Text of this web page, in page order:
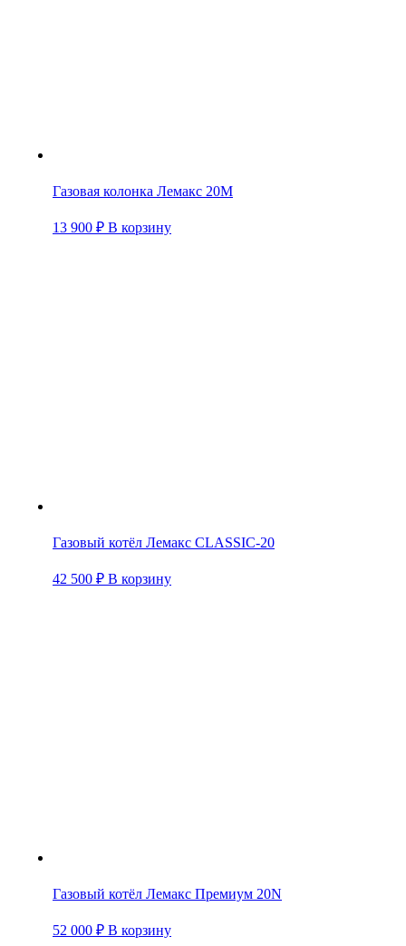
Газовая колонка Лемакс 20М
13 900 ₽ В корзину
Газовый котёл Лемакс CLASSIC-20
42 500 ₽ В корзину
Газовый котёл Лемакс Премиум 20N
52 000 ₽ В корзину